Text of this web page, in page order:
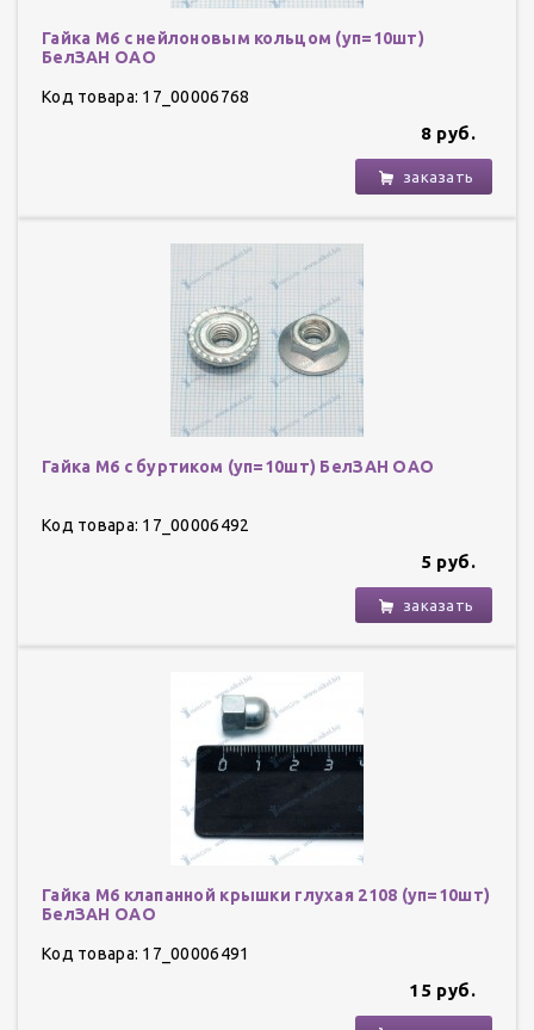
Гайка М6 с нейлоновым кольцом (уп=10шт)
БелЗАН ОАО
Код товара: 17_00006768
8 руб.
заказать
Гайка М6 с буртиком (уп=10шт) БелЗАН ОАО
Код товара: 17_00006492
5 руб.
заказать
Гайка М6 клапанной крышки глухая 2108 (уп=10шт)
БелЗАН ОАО
Код товара: 17_00006491
15 руб.